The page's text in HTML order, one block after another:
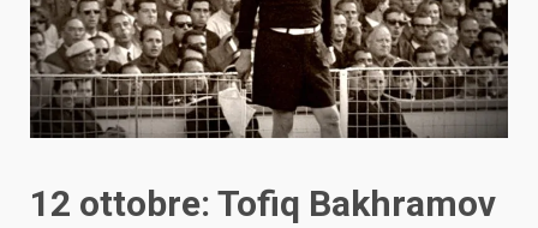
12 ottobre: Tofiq Bakhramov